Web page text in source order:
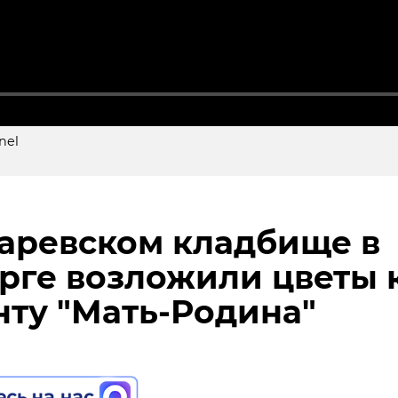
кладбище в
возложили цветы
"Мать-Родина"
СЗФО
Неве в Петербурге
"Адель" и
также мост